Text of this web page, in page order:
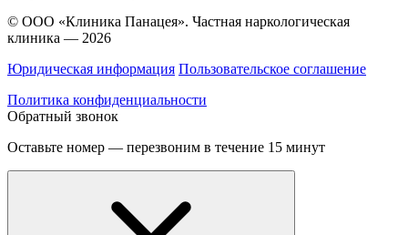
© ООО «Клиника Панацея». Частная наркологическая
клиника — 2026
Юридическая информация Пользовательское соглашение
Политика конфиденциальности
Обратный звонок
Оставьте номер — перезвоним в течение 15 минут